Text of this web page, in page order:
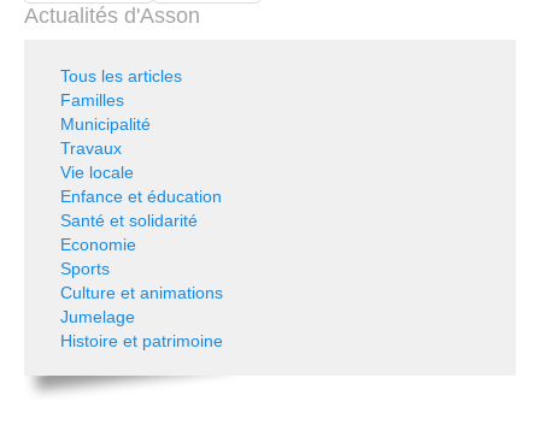
Actualités d'Asson
Tous les articles
Familles
Municipalité
Travaux
Vie locale
Enfance et éducation
Santé et solidarité
Economie
Sports
Culture et animations
Jumelage
Histoire et patrimoine